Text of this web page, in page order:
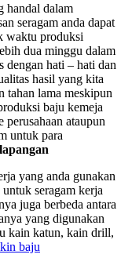
handal dalam
seragam anda dapat
waktu produksi
dua minggu dalam
dengan hati – hati dan
hasil yang kita
tahan lama meskipun
baju kemeja
ataupun
untuk para
yang anda gunakan
seragam kerja
juga berbeda antara
yang digunakan
kain katun, kain drill,
baju